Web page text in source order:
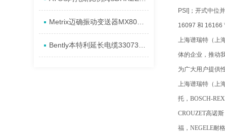
PSI]；开式中位
16097 和 16166
上海谱瑞特（上
体的企业，推动
为广大用户提供
上海谱瑞特（上
托，BOSCH-
CROUZET高诺
福，NEGELE耐